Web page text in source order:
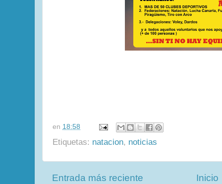
en 18:58
Etiquetas: natacion, noticias
Entrada más reciente Inicio